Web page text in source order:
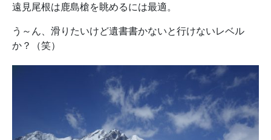
遠見尾根は鹿島槍を眺めるには最適。
う～ん、滑りたいけど遺書書かないと行けないレベル
か？（笑）